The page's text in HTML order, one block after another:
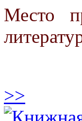
Место
>>